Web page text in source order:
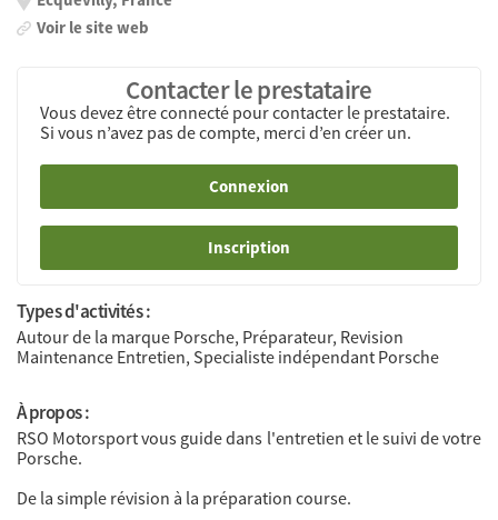
Voir le site web
Contacter le prestataire
Vous devez être connecté pour contacter le prestataire.
Si vous n’avez pas de compte, merci d’en créer un.
Connexion
Inscription
Types d'activités :
Autour de la marque Porsche, Préparateur, Revision
Maintenance Entretien, Specialiste indépendant Porsche
À propos :
RSO Motorsport vous guide dans l'entretien et le suivi de votre
Porsche.
De la simple révision à la préparation course.